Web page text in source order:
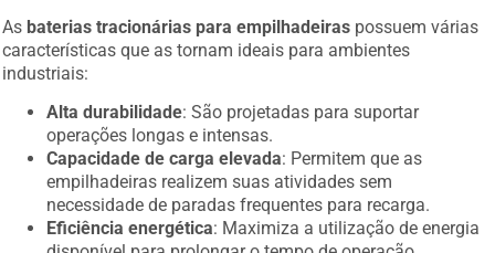
As baterias tracionárias para empilhadeiras possuem várias
características que as tornam ideais para ambientes
industriais:
Alta durabilidade: São projetadas para suportar
operações longas e intensas.
Capacidade de carga elevada: Permitem que as
empilhadeiras realizem suas atividades sem
necessidade de paradas frequentes para recarga.
Eficiência energética: Maximiza a utilização de energia